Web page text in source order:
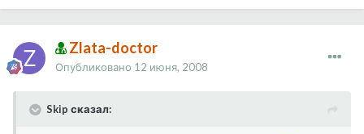
Zlata-doctor
Опубликовано 12 июня, 2008
Skip сказал: